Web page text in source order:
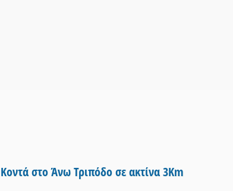
Κοντά στο Άνω Τριπόδο σε ακτίνα 3Km